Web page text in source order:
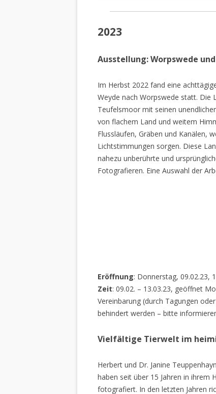
2023
Ausstellung: Worpswede
Im Herbst 2022 fand eine
Weyde nach Worpswede statt. Die
Teufelsmoor mit seinen
von flachem Land und weitem
Flussläufen, Gräben und Kanälen,
Lichtstimmungen sorgen. Diese
nahezu unberührte und
Fotografieren. Eine Auswahl der
Eröffnung: Donnerstag, 09.02.23,
Zeit: 09.02. – 13.03.23, geöffnet
Vereinbarung (durch Tagungen
behindert werden – bitte
Vielfältige Tierwelt im
Herbert und Dr. Janine Teuppenhayn
haben seit über 15 Jahren in ihrem
fotografiert. In den letzten Jahren